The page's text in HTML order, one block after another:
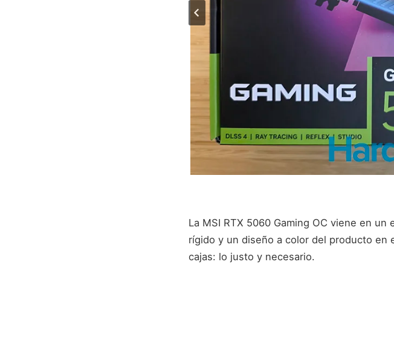
La MSI RTX 5060 Gaming OC viene en
rígido y un diseño a color del producto
cajas: lo justo y necesario.